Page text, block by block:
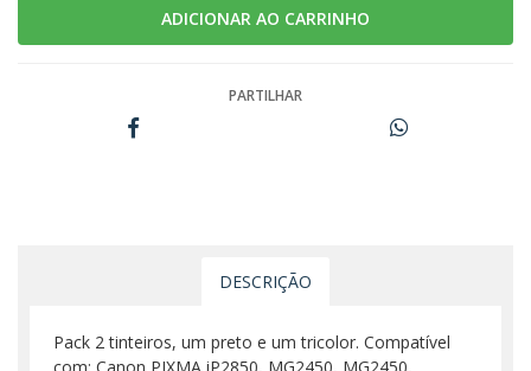
PARTILHAR
DESCRIÇÃO
Pack 2 tinteiros, um preto e um tricolor. Compatível
com: Canon PIXMA iP2850, MG2450, MG2450,